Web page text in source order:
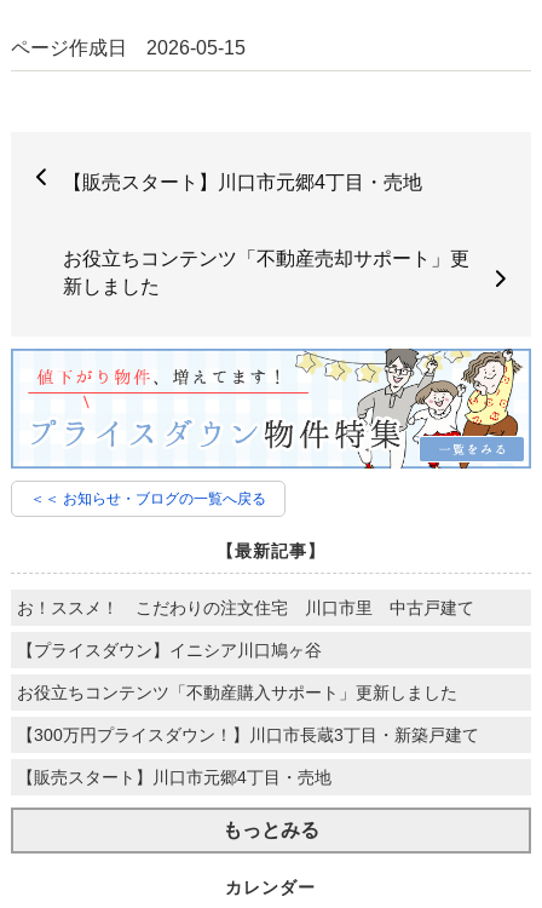
ページ作成日 2026-05-15
【販売スタート】川口市元郷4丁目・売地
お役立ちコンテンツ「不動産売却サポート」更
新しました
＜＜ お知らせ・ブログの一覧へ戻る
【最新記事】
お！ススメ！ こだわりの注文住宅 川口市里 中古戸建て
【プライスダウン】イニシア川口鳩ヶ谷
お役立ちコンテンツ「不動産購入サポート」更新しました
【300万円プライスダウン！】川口市長蔵3丁目・新築戸建て
【販売スタート】川口市元郷4丁目・売地
もっとみる
カレンダー